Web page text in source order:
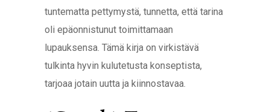
tuntematta pettymystä, tunnetta, että tarina
oli epäonnistunut toimittamaan
lupauksensa. Tämä kirja on virkistävä
tulkinta hyvin kulutetusta konseptista,
tarjoaa jotain uutta ja kiinnostavaa.